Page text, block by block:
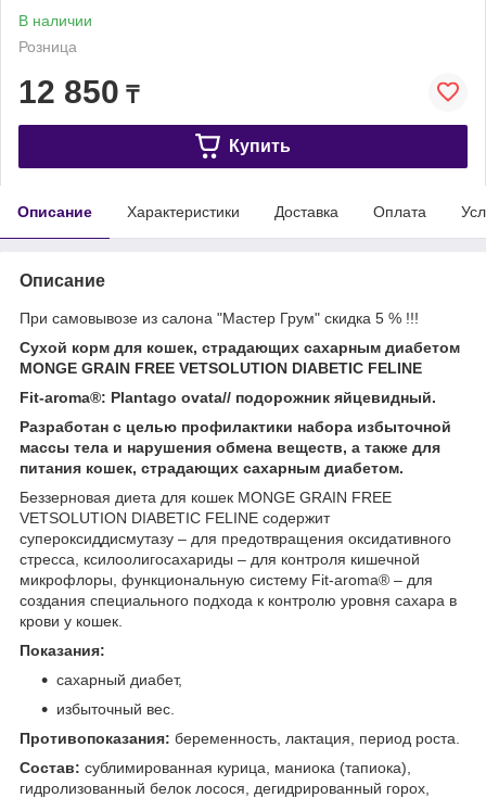
В наличии
Розница
12 850 ₸
Купить
Описание Характеристики Доставка Оплата
Описание
При самовывозе из салона "Мастер Грум" скидка 5 % !!!
Сухой корм для кошек, страдающих сахарным диабетом
MONGE GRAIN FREE VETSOLUTION DIABETIC FELINE
Fit-aroma®: Plantago ovata// подорожник яйцевидный.
Разработан с целью профилактики набора избыточной
массы тела и нарушения обмена веществ, а также для
питания кошек, страдающих сахарным диабетом.
Беззерновая диета для кошек MONGE GRAIN FREE
VETSOLUTION DIABETIC FELINE содержит
супероксиддисмутазу – для предотвращения оксидативного
стресса, ксилоолигосахариды – для контроля кишечной
микрофлоры, функциональную систему Fit-aroma® – для
создания специального подхода к контролю уровня сахара в
крови у кошек.
Показания:
сахарный диабет,
избыточный вес.
Противопоказания: беременность, лактация, период роста.
Состав: сублимированная курица, маниока (тапиока),
гидролизованный белок лосося, дегидрированный горох,